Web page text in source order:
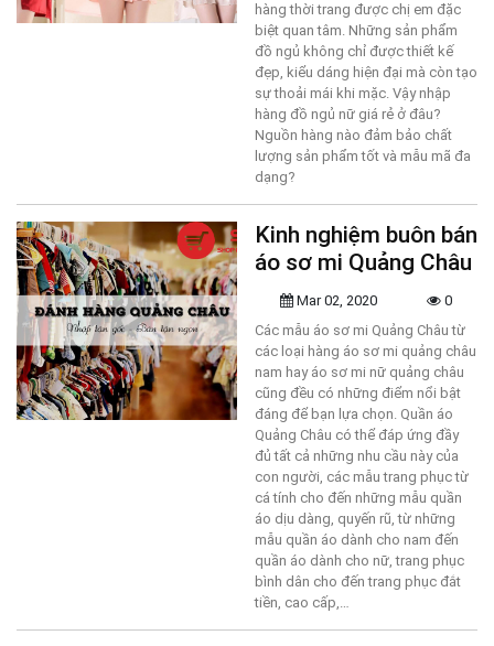
hàng thời trang được chị em đặc
biệt quan tâm. Những sản phẩm
đồ ngủ không chỉ được thiết kế
đẹp, kiểu dáng hiện đại mà còn tạo
sự thoải mái khi mặc. Vậy nhập
hàng đồ ngủ nữ giá rẻ ở đâu?
Nguồn hàng nào đảm bảo chất
lượng sản phẩm tốt và mẫu mã đa
dạng?
Kinh nghiệm buôn bán
áo sơ mi Quảng Châu
Mar 02, 2020
0
Các mẫu áo sơ mi Quảng Châu từ
các loại hàng áo sơ mi quảng châu
nam hay áo sơ mi nữ quảng châu
cũng đều có những điểm nổi bật
đáng để bạn lựa chọn. Quần áo
Quảng Châu có thể đáp ứng đầy
đủ tất cả những nhu cầu này của
con người, các mẫu trang phục từ
cá tính cho đến những mẫu quần
áo dịu dàng, quyến rũ, từ những
mẫu quần áo dành cho nam đến
quần áo dành cho nữ, trang phục
bình dân cho đến trang phục đắt
tiền, cao cấp,…